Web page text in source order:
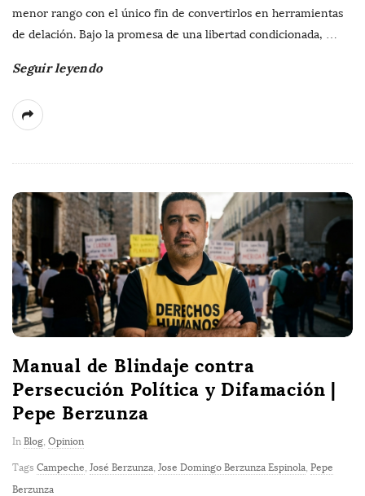
menor rango con el único fin de convertirlos en herramientas
de delación. Bajo la promesa de una libertad condicionada, …
Seguir leyendo
Manual de Blindaje contra
Persecución Política y Difamación |
Pepe Berzunza
In Blog Opinion
Tags Campeche José Berzunza Jose Domingo Berzunza Espinola Pepe
Berzunza